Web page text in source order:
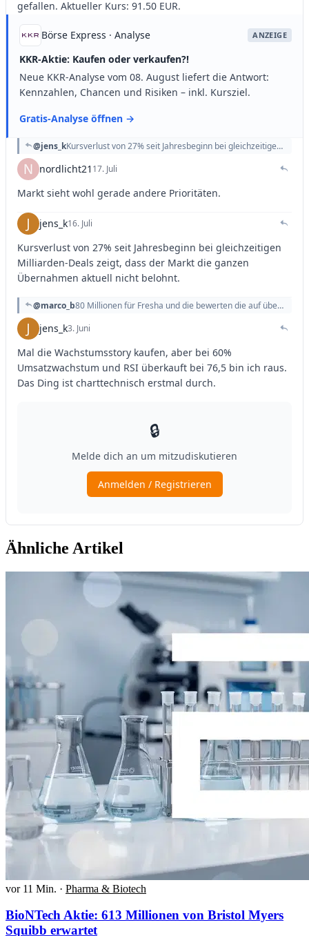
Ähnliche Artikel
vor 11 Min. · Pharma & Biotech
BioNTech Aktie: 613 Millionen von Bristol Myers
Squibb erwartet